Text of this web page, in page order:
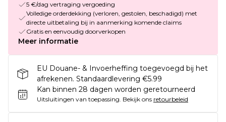
5 €/dag vertraging vergoeding
Volledige orderdekking (verloren, gestolen, beschadigd) met
directe uitbetaling bij in aanmerking komende claims
Gratis en eenvoudig doorverkopen
Meer informatie
EU Douane- & Invoerheffing toegevoegd bij het
afrekenen. Standaardlevering €5.99
Kan binnen 28 dagen worden geretourneerd
Uitsluitingen van toepassing. Bekijk ons retourbeleid